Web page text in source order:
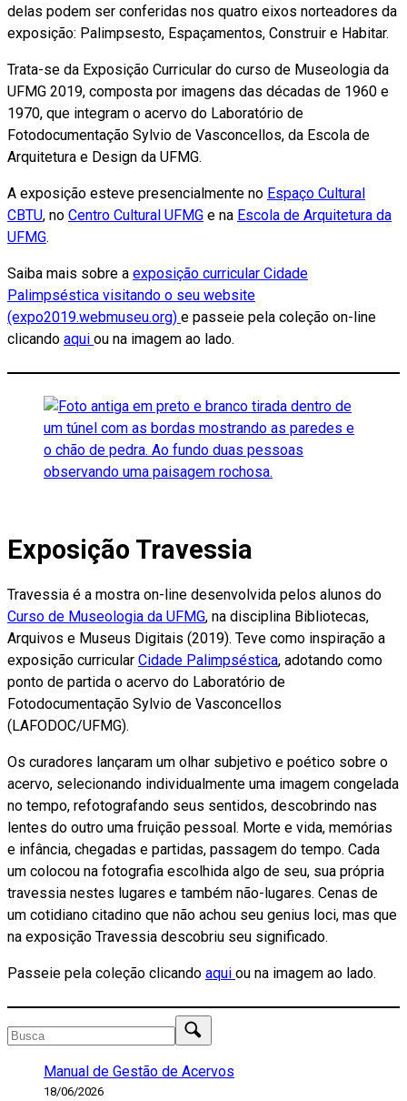
delas podem ser conferidas nos quatro eixos norteadores da
exposição: Palimpsesto, Espaçamentos, Construir e Habitar.
Trata-se da Exposição Curricular do curso de Museologia da
UFMG 2019, composta por imagens das décadas de 1960 e
1970, que integram o acervo do Laboratório de
Fotodocumentação Sylvio de Vasconcellos, da Escola de
Arquitetura e Design da UFMG.
A exposição esteve presencialmente no Espaço Cultural
CBTU, no Centro Cultural UFMG e na Escola de Arquitetura da
UFMG.
Saiba mais sobre a exposição curricular Cidade
Palimpséstica visitando o seu website
(expo2019.webmuseu.org) e passeie pela coleção on-line
clicando aqui ou na imagem ao lado.
Exposição Travessia
Travessia é a mostra on-line desenvolvida pelos alunos do
Curso de Museologia da UFMG, na disciplina Bibliotecas,
Arquivos e Museus Digitais (2019). Teve como inspiração a
exposição curricular Cidade Palimpséstica, adotando como
ponto de partida o acervo do Laboratório de
Fotodocumentação Sylvio de Vasconcellos
(LAFODOC/UFMG).
Os curadores lançaram um olhar subjetivo e poético sobre o
acervo, selecionando individualmente uma imagem congelada
no tempo, refotografando seus sentidos, descobrindo nas
lentes do outro uma fruição pessoal. Morte e vida, memórias
e infância, chegadas e partidas, passagem do tempo. Cada
um colocou na fotografia escolhida algo de seu, sua própria
travessia nestes lugares e também não-lugares. Cenas de
um cotidiano citadino que não achou seu genius loci, mas que
na exposição Travessia descobriu seu significado.
Passeie pela coleção clicando aqui ou na imagem ao lado.
Manual de Gestão de Acervos
18/06/2026